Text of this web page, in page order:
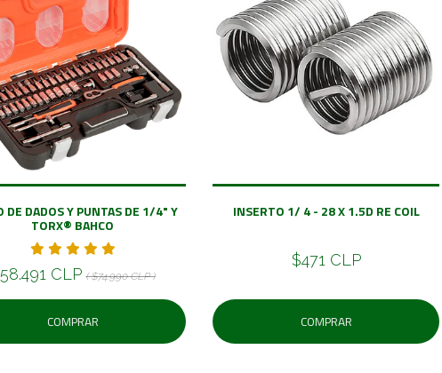
DE DADOS Y PUNTAS DE 1/4" Y
TORX® BAHCO
CLP ( $74.990 CLP )
COMPRAR
INSERTO 1/ 4 - 28 X 1.5D RE COIL
$471 CLP
COMPRAR